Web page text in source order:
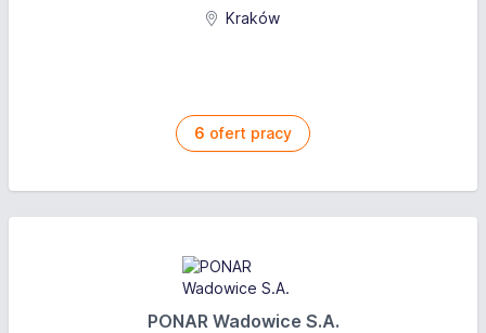
Kraków
6 ofert pracy
PONAR Wadowice S.A.